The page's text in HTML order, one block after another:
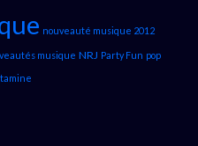
nouveauté musique 2012
musique NRJ Party Fun pop